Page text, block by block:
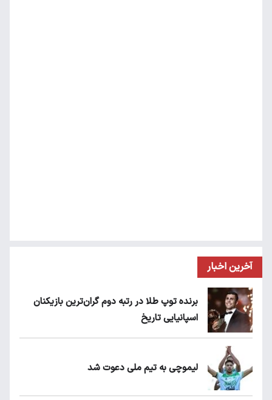
آخرین اخبار
برنده توپ طلا در رتبه دوم گران‌ترین بازیکنان
اسپانیایی تاریخ
لیموچی به تیم ملی دعوت شد